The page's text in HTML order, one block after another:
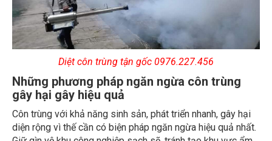
Diệt côn trùng tận gốc 0976.227.456
Những phương pháp ngăn ngừa côn trùng
gây hại gây hiệu quả
Côn trùng với khả năng sinh sản, phát triển nhanh, gây hại
diện rộng vì thế cần có biện pháp ngăn ngừa hiệu quả nhất.
Giữ gìn vệ khu công nghiệp sạch sẽ, tránh tạo khu vực ẩm